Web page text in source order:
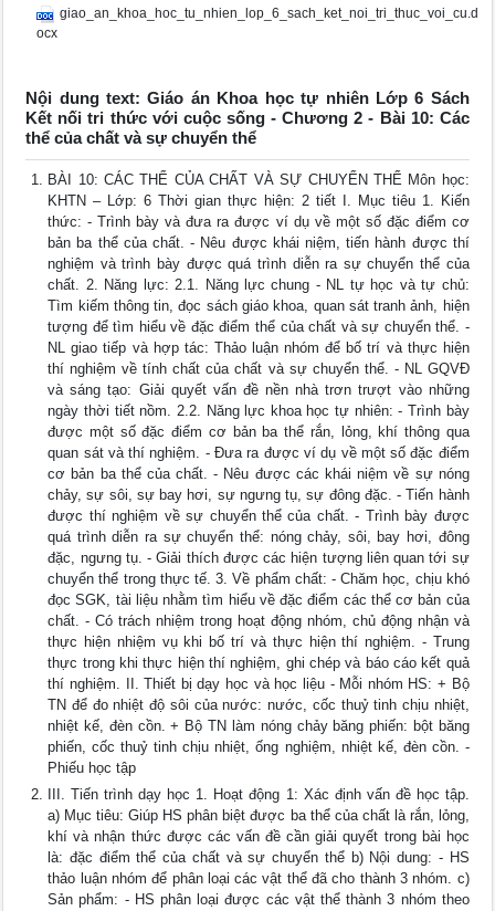
giao_an_khoa_hoc_tu_nhien_lop_6_sach_ket_noi_tri_thuc_voi_cu.d
ocx
Nội dung text: Giáo án Khoa học tự nhiên Lớp 6 Sách
Kết nối tri thức với cuộc sống - Chương 2 - Bài 10: Các
thể của chất và sự chuyển thể
BÀI 10: CÁC THỂ CỦA CHẤT VÀ SỰ CHUYỂN THỂ Môn học:
KHTN – Lớp: 6 Thời gian thực hiện: 2 tiết I. Mục tiêu 1. Kiến
thức: - Trình bày và đưa ra được ví dụ về một số đặc điểm cơ
bản ba thể của chất. - Nêu được khái niệm, tiến hành được thí
nghiệm và trình bày được quá trình diễn ra sự chuyển thể của
chất. 2. Năng lực: 2.1. Năng lực chung - NL tự học và tự chủ:
Tìm kiếm thông tin, đọc sách giáo khoa, quan sát tranh ảnh, hiện
tượng để tìm hiểu về đặc điểm thể của chất và sự chuyển thể. -
NL giao tiếp và hợp tác: Thảo luận nhóm để bố trí và thực hiện
thí nghiệm về tính chất của chất và sự chuyển thể. - NL GQVĐ
và sáng tạo: Giải quyết vấn đề nền nhà trơn trượt vào những
ngày thời tiết nồm. 2.2. Năng lực khoa học tự nhiên: - Trình bày
được một số đặc điểm cơ bản ba thể rắn, lỏng, khí thông qua
quan sát và thí nghiệm. - Đưa ra được ví dụ về một số đặc điểm
cơ bản ba thể của chất. - Nêu được các khái niệm về sự nóng
chảy, sự sôi, sự bay hơi, sự ngưng tụ, sự đông đặc. - Tiến hành
được thí nghiệm về sự chuyển thể của chất. - Trình bày được
quá trình diễn ra sự chuyển thể: nóng chảy, sôi, bay hơi, đông
đặc, ngưng tụ. - Giải thích được các hiện tượng liên quan tới sự
chuyển thể trong thực tế. 3. Về phẩm chất: - Chăm học, chịu khó
đọc SGK, tài liệu nhằm tìm hiểu về đặc điểm các thể cơ bản của
chất. - Có trách nhiệm trong hoạt động nhóm, chủ động nhận và
thực hiện nhiệm vụ khi bố trí và thực hiện thí nghiệm. - Trung
thực trong khi thực hiện thí nghiệm, ghi chép và báo cáo kết quả
thí nghiệm. II. Thiết bị dạy học và học liệu - Mỗi nhóm HS: + Bộ
TN để đo nhiệt độ sôi của nước: nước, cốc thuỷ tinh chịu nhiệt,
nhiệt kế, đèn cồn. + Bộ TN làm nóng chảy băng phiến: bột băng
phiến, cốc thuỷ tinh chịu nhiệt, ống nghiệm, nhiệt kế, đèn cồn. -
Phiếu học tập
III. Tiến trình dạy học 1. Hoạt động 1: Xác định vấn đề học tập.
a) Mục tiêu: Giúp HS phân biệt được ba thể của chất là rắn, lỏng,
khí và nhận thức được các vấn đề cần giải quyết trong bài học
là: đặc điểm thể của chất và sự chuyển thể b) Nội dung: - HS
thảo luận nhóm để phân loại các vật thể đã cho thành 3 nhóm. c)
Sản phẩm: - HS phân loại được các vật thể thành 3 nhóm theo